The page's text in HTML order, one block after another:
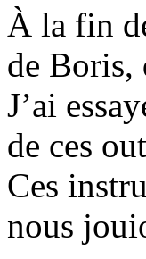
À la fin
de Boris,
J’ai
de ces
Ces
nous